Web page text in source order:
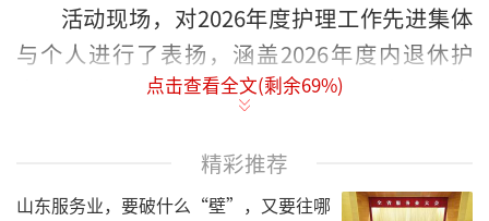
活动现场，对2026年度护理工作先进集体
与个人进行了表扬，涵盖2026年度内退休护
士、护龄30年以上突出贡献护理工作者、护士
秀科室，以及第三届全院护理擂台赛、人文叙
事护理大赛、护理创新大赛获奖科室等多个项
点击查看全文(剩余69%)
精彩推荐
山东服务业，要破什么“壁”，又要往哪